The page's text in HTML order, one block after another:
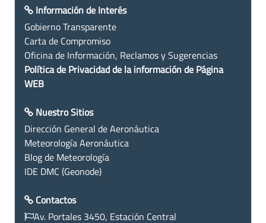
Información de Interés
Gobierno Transparente
Carta de Compromiso
Oficina de Información, Reclamos y Sugerencias
Política de Privacidad de la información de Página
WEB
Nuestro Sitios
Dirección General de Aeronáutica
Meteorología Aeronáutica
Blog de Meteorología
IDE DMC (Geonode)
Contactos
Av. Portales 3450, Estación Central